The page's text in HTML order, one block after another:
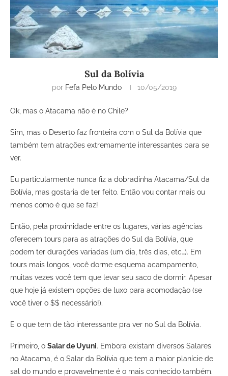
Sul da Bolívia
por Fefa Pelo Mundo 10/05/2019
Ok, mas o Atacama não é no Chile?
Sim, mas o Deserto faz fronteira com o Sul da Bolívia que
também tem atrações extremamente interessantes para se
ver.
Eu particularmente nunca fiz a dobradinha Atacama/Sul da
Bolívia, mas gostaria de ter feito. Então vou contar mais ou
menos como é que se faz!
Então, pela proximidade entre os lugares, várias agências
oferecem tours para as atrações do Sul da Bolívia, que
podem ter durações variadas (um dia, três dias, etc…). Em
tours mais longos, você dorme esquema acampamento,
muitas vezes você tem que levar seu saco de dormir. Apesar
que hoje já existem opções de luxo para acomodação (se
você tiver o $$ necessário!).
E o que tem de tão interessante pra ver no Sul da Bolívia.
Primeiro, o Salar de Uyuni. Embora existam diversos Salares
no Atacama, é o Salar da Bolívia que tem a maior planície de
sal do mundo e provavelmente é o mais conhecido também.